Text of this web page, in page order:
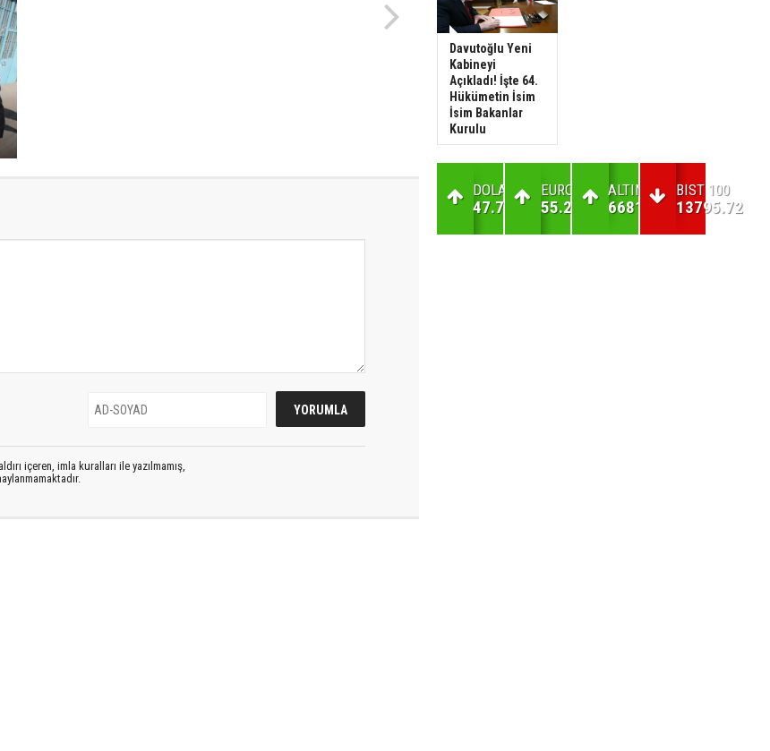
içeren, imla kuralları ile yazılmamış,
Davutoğlu Yeni
Kabineyi
Açıkladı! İşte 64.
Hükümetin İsim
İsim Bakanlar
Kurulu
DOLAR
47.7
EURO
55.24
ALTIN
6681.07
BIST 100
13795.72